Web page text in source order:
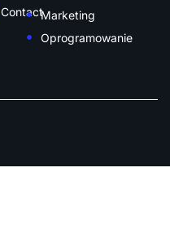
ContactMarketing
Oprogramowanie